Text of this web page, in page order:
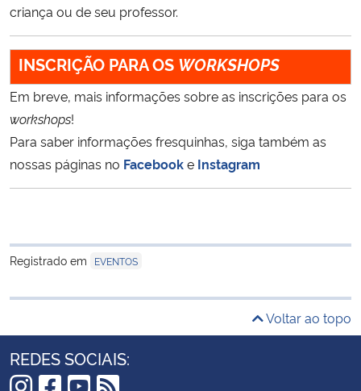
criança ou de seu professor.
INSCRIÇÃO PARA OS WORKSHOPS
Em breve, mais informações sobre as inscrições para os
workshops!
Para saber informações fresquinhas, siga também as
nossas páginas no Facebooke Instagram
Registrado em EVENTOS
Voltar ao topo
REDES SOCIAIS: